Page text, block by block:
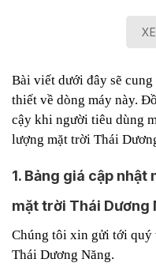
Bài viết dưới đây sẽ
thiết về dòng máy này.
cậy khi người tiêu dùng
lượng mặt trời Thái
1. Bảng giá cập
mặt trời Thái Dương
Chúng tôi xin gửi tới quý
Thái Dương Năng.